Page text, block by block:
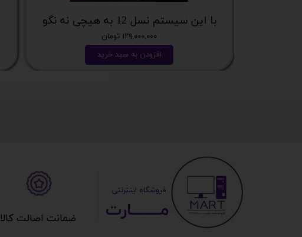
با این سیستم نسل 12 به هیچی نه نگو
۱۲۹,۰۰۰,۰۰۰ تومان
افزودن به سبد خرید
مــــــــارت​​​​​​
​ ​فروشگاه اینترنتی
ضمانت اصالت کالا​​​​​​​